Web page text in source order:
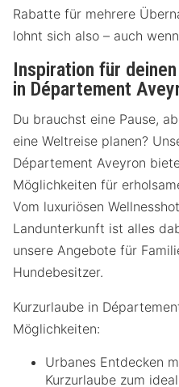
Rabatte für mehrere
lohnt sich also – auch
Inspiration für
in Département
Du brauchst eine Pause,
eine Weltreise planen?
Département Aveyron
Möglichkeiten für
Vom luxuriösen
Landunterkunft ist alles
unsere Angebote für
Hundebesitzer.
Kurzurlaube in
Möglichkeiten:
Urbanes Entdecken
Kurzurlaube zum